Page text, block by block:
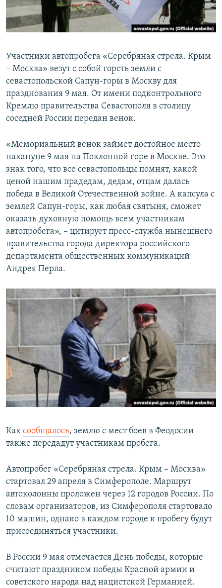
ПОБЕДИТЕЛЕЙ НЕ СУДЯТ?
КРЫМ.НЕПОКОРЕННЫЙ
УКРАИНСКАЯ ПРОБЛЕМА КРЫМА
ПРИСОЕДИНЯЙТЕСЬ!
Все сайты RFE/RL
Участники автопробега «Серебряная стрела. Крым
– Москва» везут с собой горсть земли с
севастопольской Сапун-горы в Москву для
празднования 9 мая. От имени подконтрольного
Кремлю правительства Севастополя в столицу
соседней России передан венок.
«Мемориальный венок займет достойное место
накануне 9 мая на Поклонной горе в Москве. Это
знак того, что все севастопольцы помнят, какой
ценой нашим прадедам, дедам, отцам далась
победа в Великой Отечественной войне. А капсула с
землей Сапун-горы, как любая святыня, сможет
оказать духовную помощь всем участникам
автопробега», – цитирует пресс-служба нынешнего
правительства города директора российского
департамента общественных коммуникаций
Андрея Перла.
Как сообщалось, землю с мест боев в Феодосии
также передадут участникам пробега.
Автопробег «Серебряная стрела. Крым – Москва»
стартовал 29 апреля в Симферополе. Маршрут
автоколонны проложен через 12 городов России. По
словам организаторов, из Симферополя стартовало
10 машин, однако в каждом городе к пробегу будут
присоединяться участники.
В России 9 мая отмечается День победы, которые
считают праздником победы Красной армии и
советского народа над нацистской Германией.